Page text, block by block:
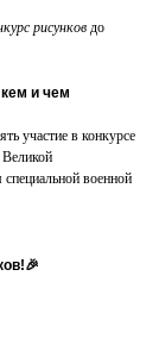
рисунков до
и чем
участие в конкурсе
военной